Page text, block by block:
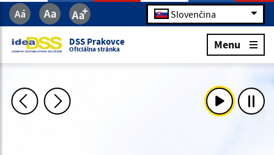
Slovenčina
DSS Prakovce
Oficiálna stránka Menu